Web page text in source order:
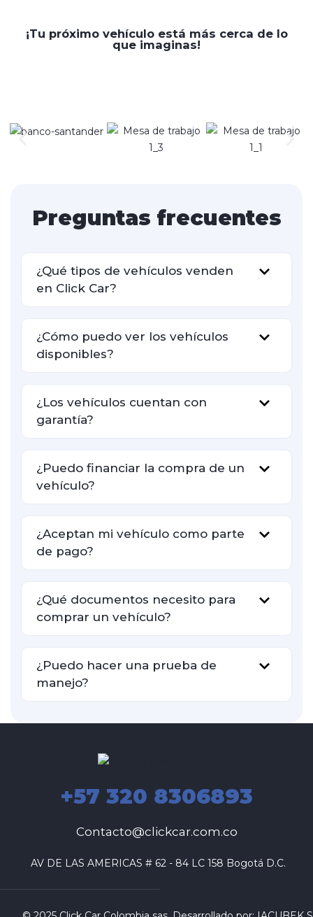
¡Tu próximo vehículo está más cerca de lo
que imaginas!
Preguntas frecuentes
¿Qué tipos de vehículos venden
en Click Car?
¿Cómo puedo ver los vehículos
disponibles?
¿Los vehículos cuentan con
garantía?
¿Puedo financiar la compra de un
vehículo?
¿Aceptan mi vehículo como parte
de pago?
¿Qué documentos necesito para
comprar un vehículo?
¿Puedo hacer una prueba de
manejo?
+57 320 8306893
Contacto@clickcar.com.co
AV DE LAS AMERICAS # 62 - 84 LC 158 Bogotá D.C.